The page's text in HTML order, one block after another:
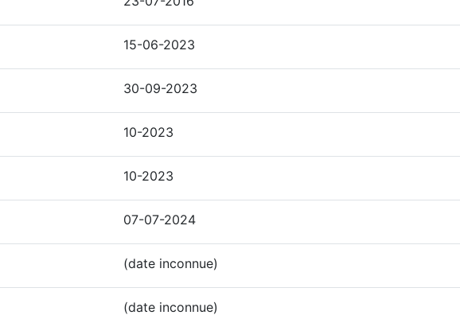
15-06-2023
30-09-2023
10-2023
10-2023
07-07-2024
(date inconnue)
(date inconnue)